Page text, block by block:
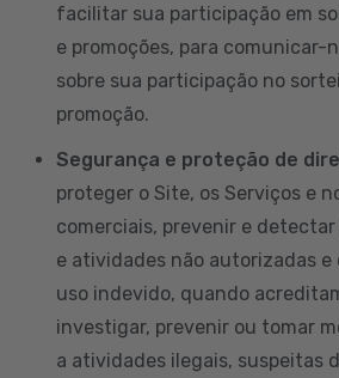
facilitar sua participação em
e promoções, para comunicar-
sobre sua participação no
promoção.
Segurança e proteção de
proteger o Site, os Serviços e
comerciais, prevenir e
e atividades não autorizadas
uso indevido, quando
investigar, prevenir ou tomar
a atividades ilegais, suspeitas